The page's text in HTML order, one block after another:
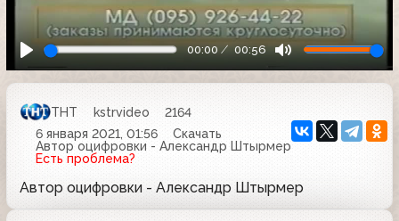
00:00 00:56
ТНТ kstrvideo
2164
6 января 2021, 01:56
Скачать
Автор оцифровки - Александр Штырмер
Есть проблема?
Автор оцифровки - Александр Штырмер